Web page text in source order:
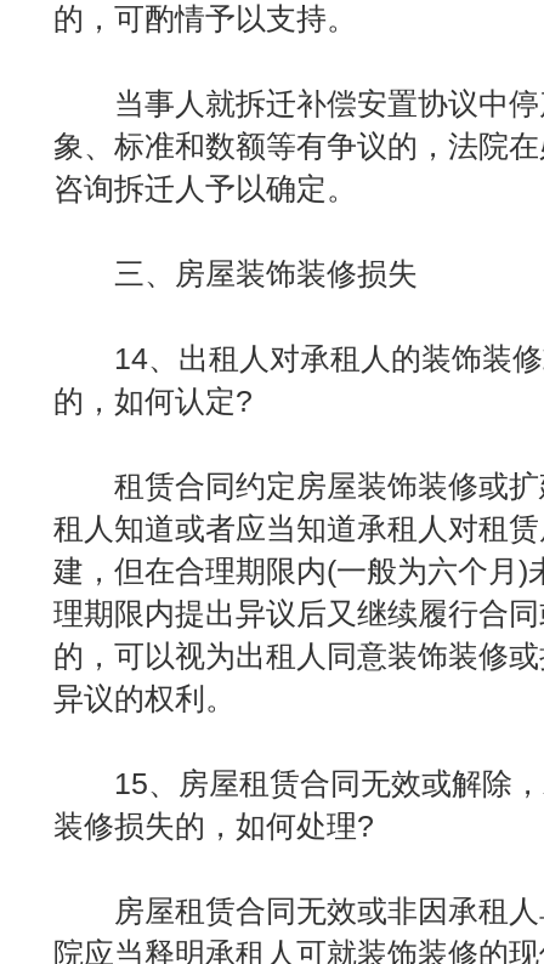
的，可酌情予以支持。
当事人就拆迁补偿安置协议中停
象、标准和数额等有争议的，法院
咨询拆迁人予以确定。
三、房屋装饰装修损失
14、出租人对承租人的装饰装修
的，如何认定?
租赁合同约定房屋装饰装修或扩
租人知道或者应当知道承租人对租
建，但在合理期限内(一般为六个月)
理期限内提出异议后又继续履行合
的，可以视为出租人同意装饰装修
异议的权利。
15、房屋租赁合同无效或解除，
装修损失的，如何处理?
房屋租赁合同无效或非因承租人
院应当释明承租人可就装饰装修的